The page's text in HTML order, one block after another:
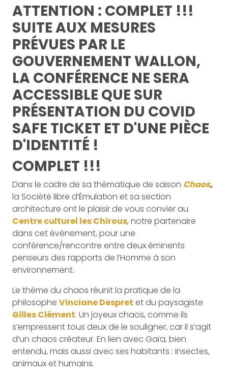
ATTENTION : COMPLET !!!
SUITE AUX MESURES
PRÉVUES PAR LE
GOUVERNEMENT WALLON,
LA CONFÉRENCE NE SERA
ACCESSIBLE QUE SUR
PRÉSENTATION DU COVID
SAFE TICKET ET D'UNE PIÈCE
D'IDENTITÉ !
COMPLET !!!
Dans le cadre de sa thématique de saison Chaos,
la Société libre d’Émulation et sa section
architecture ont le plaisir de vous convier au
Centre culturel les Chiroux, notre partenaire
dans cet événement, pour une
conférence/rencontre entre deux éminents
penseurs des rapports de l’Homme à son
environnement.
Le thème du chaos réunit la pratique de la
philosophe Vinciane Despret et du paysagiste
Gilles Clément. Un joyeux chaos, comme ils
s’empressent tous deux de le souligner, car il s’agit
d’un chaos créateur. En lien avec Gaïa, bien
entendu, mais aussi avec ses habitants : insectes,
animaux et humains.